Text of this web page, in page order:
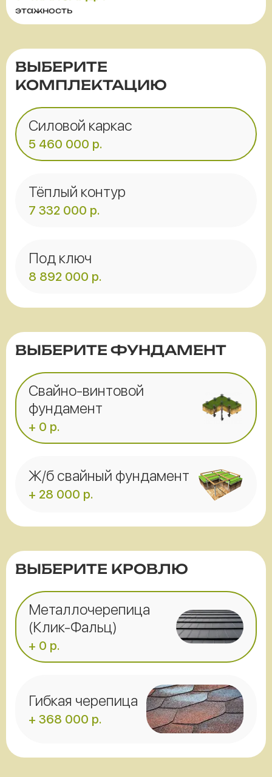
этажность
ВЫБЕРИТЕ
КОМПЛЕКТАЦИЮ
Силовой каркас
5 460 000 р.
Тёплый контур
7 332 000 р.
Под ключ
8 892 000 р.
ВЫБЕРИТЕ ФУНДАМЕНТ
Свайно-винтовой
фундамент
+ 0 р.
Ж/б свайный фундамент
+ 28 000 р.
ВЫБЕРИТЕ КРОВЛЮ
Металлочерепица
(Клик-Фальц)
+ 0 р.
Гибкая черепица
+ 368 000 р.